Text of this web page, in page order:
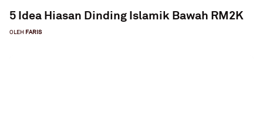
5 Idea Hiasan Dinding Islamik Bawah RM2K
OLEH FARIS